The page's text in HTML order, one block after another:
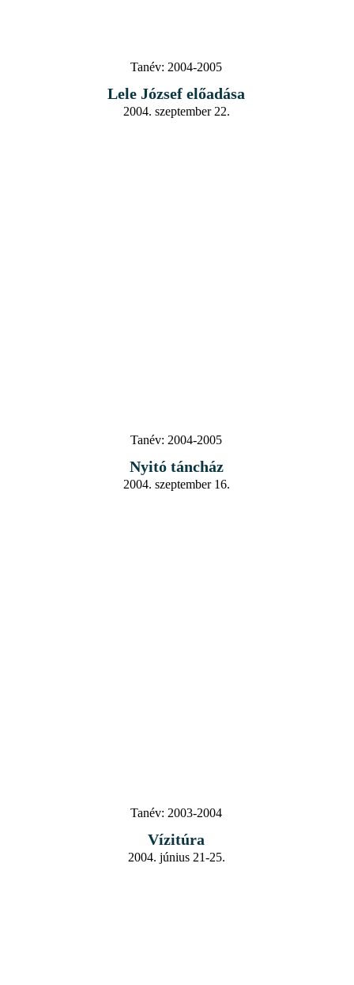
Tanév: 2004-2005
Lele József előadása
2004. szeptember 22.
Tanév: 2004-2005
Nyitó táncház
2004. szeptember 16.
Tanév: 2003-2004
Vízitúra
2004. június 21-25.